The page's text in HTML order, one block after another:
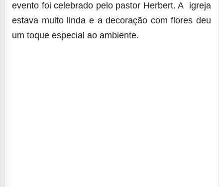
evento foi celebrado pelo pastor Herbert. A igreja
estava muito linda e a decoração com flores deu
um toque especial ao ambiente.